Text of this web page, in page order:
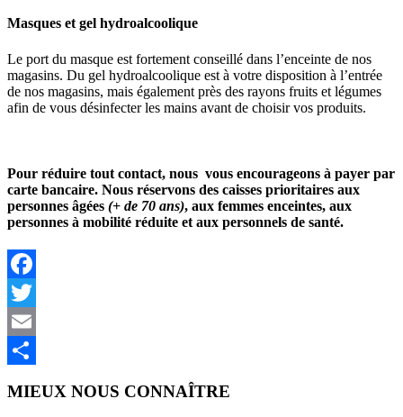
Masques et gel hydroalcoolique
Le port du masque est fortement conseillé dans l’enceinte de nos
magasins. Du gel hydroalcoolique est à votre disposition à l’entrée
de nos magasins, mais également près des rayons fruits et légumes
afin de vous désinfecter les mains avant de choisir vos produits.
Pour réduire tout contact, nous vous encourageons à payer par
carte bancaire. Nous réservons des caisses prioritaires aux
personnes âgées (+ de 70 ans), aux femmes enceintes, aux
personnes à mobilité réduite et aux personnels de santé.
Facebook
Twitter
Email
MIEUX NOUS CONNAÎTRE